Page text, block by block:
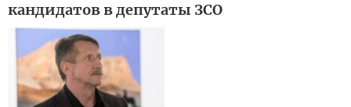
кандидатов в депутаты ЗСО